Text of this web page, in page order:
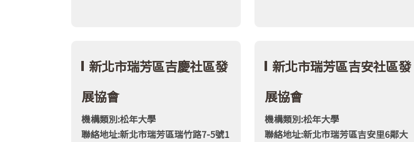
新北市瑞芳區吉慶社區發
展協會
機構類別:松年大學
聯絡地址:新北市瑞芳區瑞竹路7-5號1
新北市瑞芳區吉安社區發
展協會
機構類別:松年大學
聯絡地址:新北市瑞芳區吉安里6鄰大